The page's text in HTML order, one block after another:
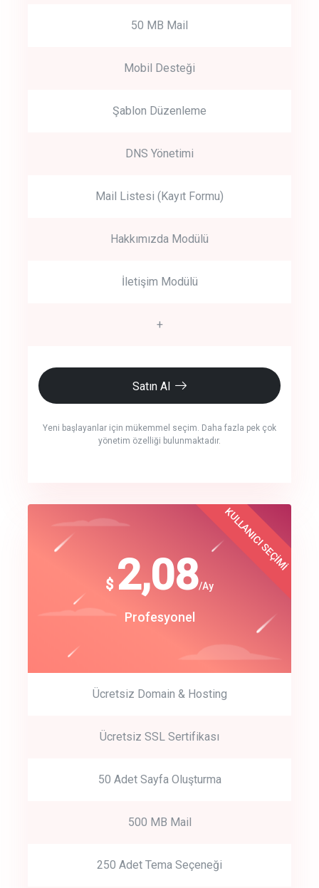
50 MB Mail
Mobil Desteği
Şablon Düzenleme
DNS Yönetimi
Mail Listesi (Kayıt Formu)
Hakkımızda Modülü
İletişim Modülü
+
Satın Al
Yeni başlayanlar için mükemmel seçim. Daha fazla pek çok
yönetim özelliği bulunmaktadır.
crm auto cync
track energy costs
Get Started
Start by trying our service for 30 days free trial no credit card
$ 2,08/Ay
Profesyonel
KULLANICI SEÇİMİ
Ücretsiz Domain & Hosting
Ücretsiz SSL Sertifikası
50 Adet Sayfa Oluşturma
500 MB Mail
250 Adet Tema Seçeneği
$
180
Start Up
Best Choice